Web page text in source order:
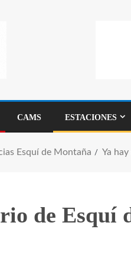
CAMS ESTACIONES
Esquí de Montaña Ya
de Esquí